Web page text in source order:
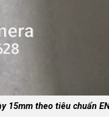
15mm theo tiêu chuẩn